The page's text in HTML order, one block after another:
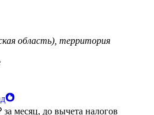
область), территория
за месяц, до вычета налогов